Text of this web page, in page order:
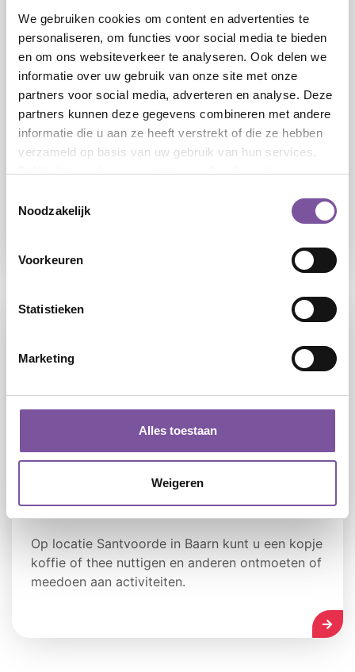
We gebruiken cookies om content en advertenties te
personaliseren, om functies voor social media te bieden
en om ons websiteverkeer te analyseren. Ook delen we
informatie over uw gebruik van onze site met onze
partners voor social media, adverteren en analyse. Deze
partners kunnen deze gegevens combineren met andere
informatie die u aan ze heeft verstrekt of die ze hebben
verzameld op basis van uw gebruik van hun services.
Bekijk hetcookieoverzichtvoor alle informatie.
Noodzakelijk
Voorkeuren
Statistieken
Marketing
Alles toestaan
Weigeren
Ontmoetingsplein
Sparrenheide
Op het ontmoetingsplein van locatie
Sparrenheide kunt u een kopje koffie of thee
activiteiten.
Ontmoetingsplein Santvoorde
Op locatie Santvoorde in Baarn kunt u een kopje
koffie of thee nuttigen en anderen ontmoeten of
meedoen aan activiteiten.